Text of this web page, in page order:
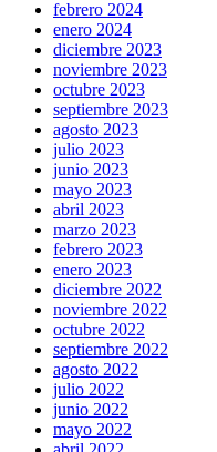
febrero 2024
enero 2024
diciembre 2023
noviembre 2023
octubre 2023
septiembre 2023
agosto 2023
julio 2023
junio 2023
mayo 2023
abril 2023
marzo 2023
febrero 2023
enero 2023
diciembre 2022
noviembre 2022
octubre 2022
septiembre 2022
agosto 2022
julio 2022
junio 2022
mayo 2022